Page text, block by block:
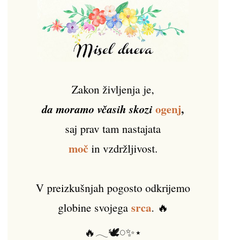
Zakon življenja je,
da moramo včasih skoziogenj,
saj prav tam nastajata
močin vzdržljivost.
V preizkušnjah pogosto odkrijemo
globine svojega srca. 🔥
🔥𓂃🕊️𓏸✨⋆